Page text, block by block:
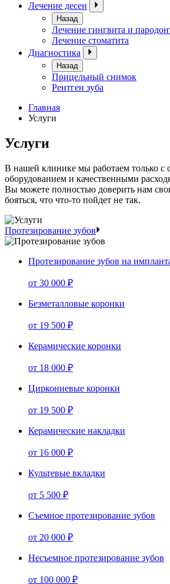
Лечение десен
Назад
Лечение гингвита и
Лечение стоматита
Диагностика
Назад
Прицельный снимок
Рентген зуба
Главная
Услуги
Услуги
В нашей клинике мы работаем только с
оборудованием и качественными
Вы можете полностью доверить нам
бояться, что что-то пойдет не так.
Протезирование зубов
Протезирование зубов на
от 30 000 ₽
Безметалловые коронки
от 19 500 ₽
Керамические коронки
от 18 000 ₽
Циркониевые коронки
от 19 500 ₽
Керамические накладки
от 16 000 ₽
Культевые вкладки
от 5 500 ₽
Съемное протезирование зубов
от 20 000 ₽
Несъемное протезирование зубов
от 100 000 ₽